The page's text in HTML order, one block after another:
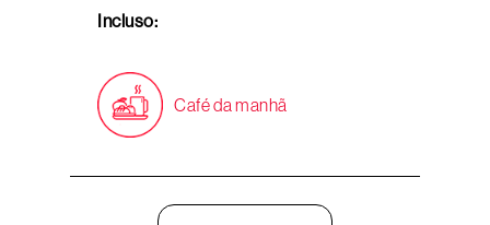
Incluso:
Café da manhã